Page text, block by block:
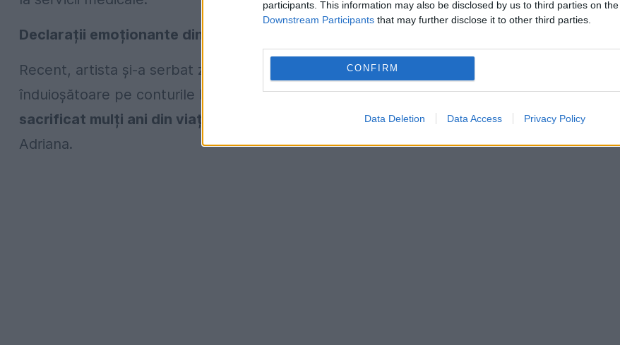
participants. This information may also be disclosed by us to third parties on the
Downstream Participants that may further disclose it to other third parties.
CONFIRM
Data Deletion Data Access Privacy Policy
Declarații emoționante din partea fiicelor adoptate
Recent, artista și-a serbat ziua de naștere, iar cele două fiice adoptate i-au făcut declarații
înduioșătoare pe conturile lor de Facebook.„La mulți ani mamei mele! Ea e femeia care
sacrificat mulți ani din viață ca eu să-i am pe ai mei! Te iubesc, mămico!
”, a scris fiica ei,
Adriana.